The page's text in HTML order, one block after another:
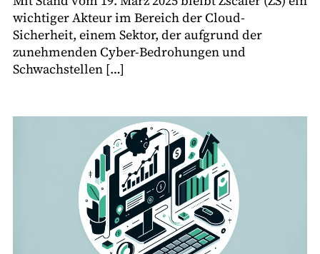
wichtiger Akteur im Bereich der Cloud-
Sicherheit, einem Sektor, der aufgrund der
zunehmenden Cyber-Bedrohungen und
Schwachstellen […]